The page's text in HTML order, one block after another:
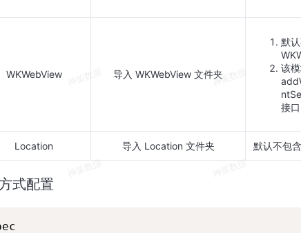
WKWebView 导入 WKWebView 文件夹
默
该
接口
Location 导入 Location 文件夹 默认不包
式配置